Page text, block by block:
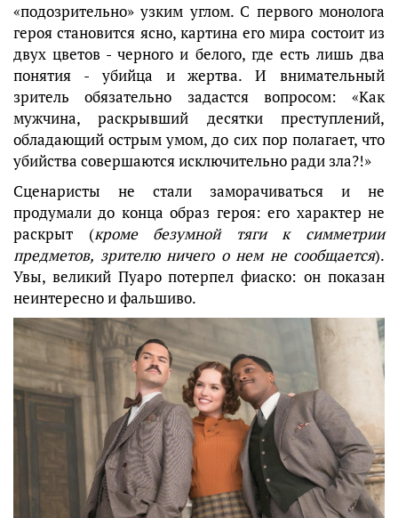
«подозрительно» узким углом. С первого монолога
героя становится ясно, картина его мира состоит из
двух цветов - черного и белого, где есть лишь два
понятия - убийца и жертва. И внимательный
зритель обязательно задастся вопросом: «Как
мужчина, раскрывший десятки преступлений,
обладающий острым умом, до сих пор полагает, что
убийства совершаются исключительно ради зла?!»
Сценаристы не стали заморачиваться и не
продумали до конца образ героя: его характер не
раскрыт (кроме безумной тяги к симметрии
предметов, зрителю ничего о нем не сообщается).
Увы, великий Пуаро потерпел фиаско: он показан
неинтересно и фальшиво.